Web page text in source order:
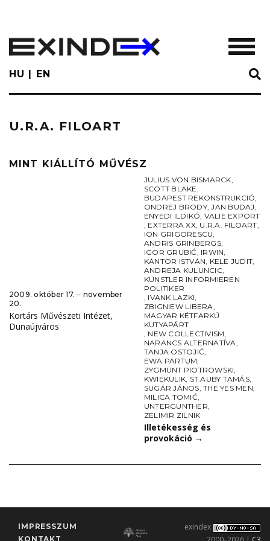
main
content
HU EN
U.R.A. FILOART
MINT KIÁLLÍTÓ MŰVÉSZ
2009. október 17. ‒ november
20.
Kortárs Művészeti Intézet,
Dunaújváros
JULIUS VON BISMARCK,
SCOTT BLAKE,
BUDAPEST REKONSTRUKCIÓ,
ONDREJ BRODY,JAN BUDAJ,
ENYEDI ILDIKÓ, VALIE EXPORT
, EXTERRA XX, U.R.A. FILOART,
ION GRIGORESCU,
ANDRIS GRINBERGS,
IGOR GRUBIĆ, IRWIN,
KÁNTOR ISTVÁN, KELE JUDIT,
ANDREJA KULUNCIC,
KÜNSTLER INFORMIEREN
POLITIKER
, IVANK LAZKI,
ZBIGNIEW LIBERA,
MAGYAR KÉTFARKÚ
KUTYAPÁRT
, NEW COLLECTIVISM,
NARANCS ALTERNATÍVA,
TANJA OSTOJIĆ,
EWA PARTUM,
ZYGMUNT PIOTROWSKI,
KWIEKULIK, ST.AUBY TAMÁS,
SUGÁR JÁNOS,THE YES MEN,
MILICA TOMIĆ,
UNTERGUNTHER,
ZELIMIR ZILNIK
Illetékesség és
provokáció →
IMPRESSZUM
KONTAKT
exindex